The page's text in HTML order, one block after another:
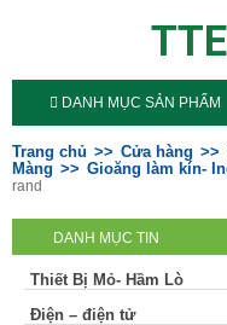
DANH MỤC SẢN PHẨM
Trang chủ Cửa hàng
Màng
Gioăng làm kín-
rand
DANH MỤC TIN
Thiết Bị Mỏ- Hầm Lò
Điện – điện tử